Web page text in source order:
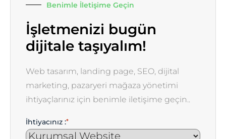
Benimle İletişime Geçin
İşletmenizi bugün
dijitale taşıyalım!
Web tasarım, landing page, SEO, dijital
marketing, pazaryeri mağaza yönetimi
ihtiyaçlarınız için benimle iletişime geçin..
İhtiyacınız :*